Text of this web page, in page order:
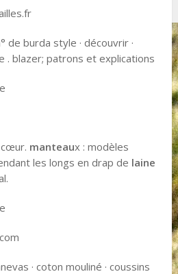
de burda style · découvrir ·
. blazer; patrons et explications
manteaux : modèles
les longs en drap de laine
· coton mouliné · coussins